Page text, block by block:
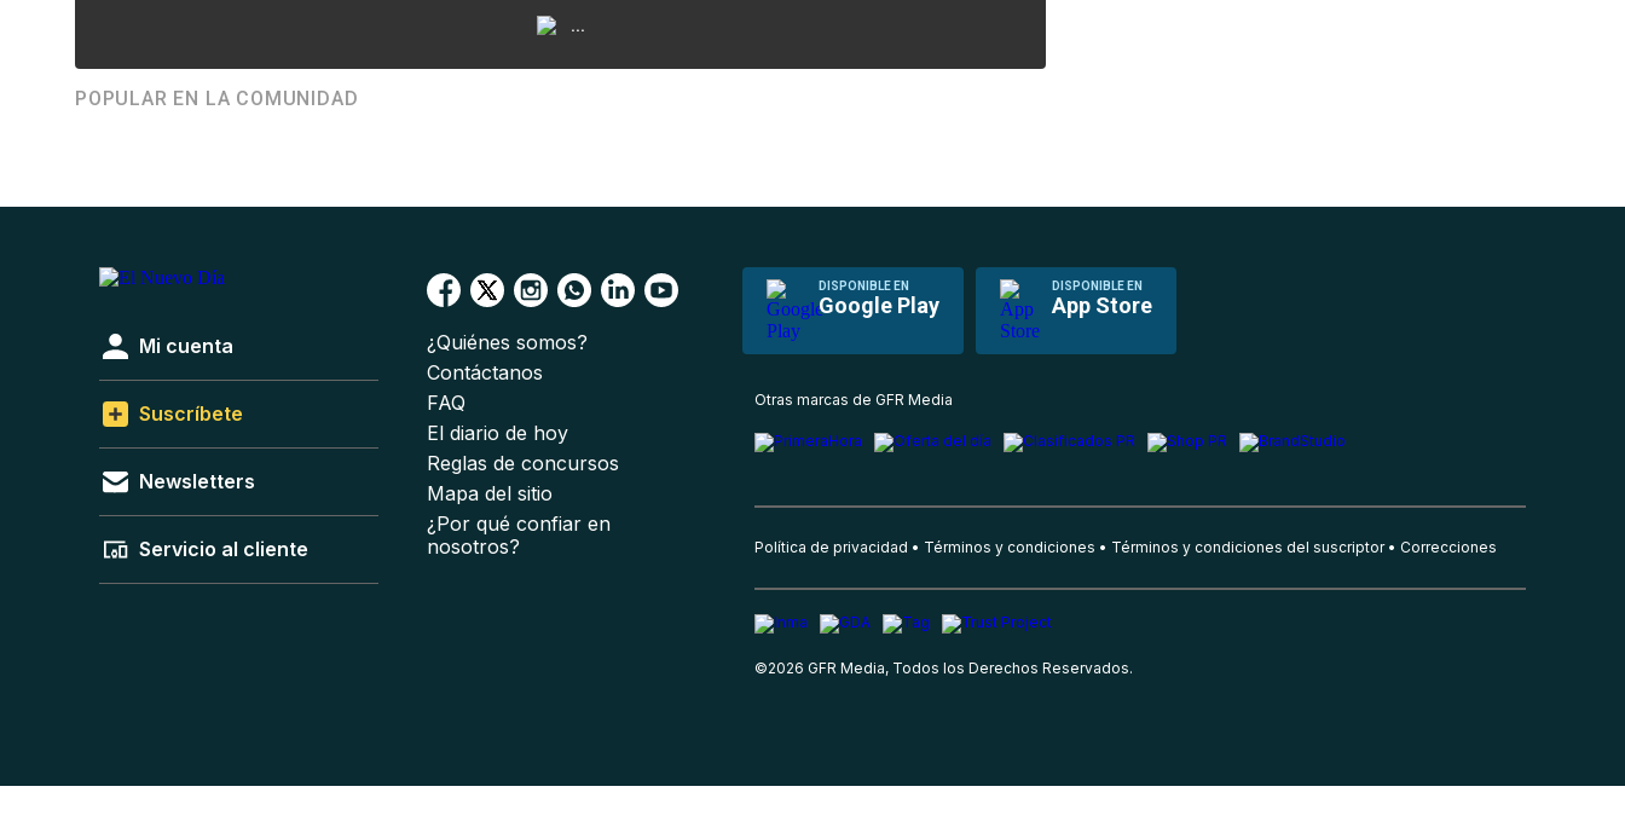
...
POPULAR EN LA COMUNIDAD
DISPONIBLE EN
Google Play
DISPONIBLE EN
App Store
Mi cuenta
Suscríbete
Newsletters
Servicio al cliente
¿Quiénes somos?
Contáctanos
FAQ
El diario de hoy
Reglas de concursos
Mapa del sitio
¿Por qué confiar en
nosotros?
Otras marcas de GFR Media
Política de privacidad Términos y condiciones Términos y condiciones del suscriptor Correcciones
©2026 GFR Media, Todos los Derechos Reservados.